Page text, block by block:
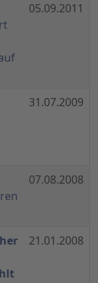
05.09.2011
31.07.2009
07.08.2008
21.01.2008